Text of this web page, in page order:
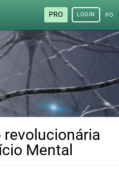
PRO LOGIN
revolucionária
Mental